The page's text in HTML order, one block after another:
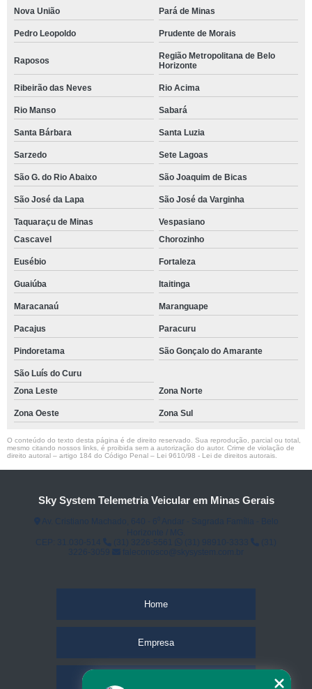
Nova União Pará de Minas
Pedro Leopoldo Prudente de Morais
Raposos
Região Metropolitana de Belo
Horizonte
Ribeirão das Neves Rio Acima
Rio Manso Sabará
Santa Bárbara Santa Luzia
Sarzedo Sete Lagoas
São G. do Rio Abaixo São Joaquim de Bicas
São José da Lapa São José da Varginha
Taquaraçu de Minas
Vespasiano
Cascavel
Chorozinho
Eusébio Fortaleza
Guaiúba Itaitinga
Maracanaú Maranguape
Pacajus Paracuru
Pindoretama São Gonçalo do Amarante
São Luís do Curu
Zona Leste
Zona Norte
Zona Oeste Zona Sul
O conteúdo do texto desta página é de direito reservado. Sua reprodução, parcial ou total,
mesmo citando nossos links, é proibida sem a autorização do autor. Crime de violação de
direito autoral – artigo 184 do Código Penal – Lei 9610/98 - Lei de direitos autorais
Sky System Telemetria Veicular em Minas Gerais
Home
Empresa